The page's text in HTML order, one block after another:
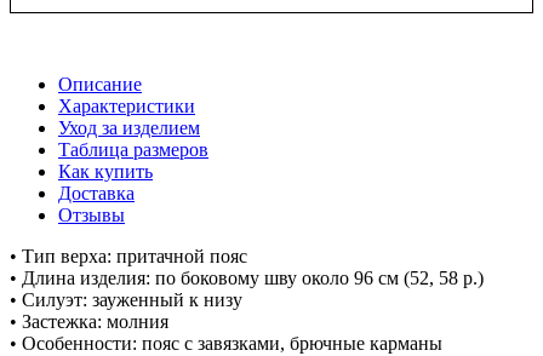
Описание
Характеристики
Уход за изделием
Таблица размеров
Как купить
Доставка
Отзывы
• Тип верха: притачной пояс
• Длина изделия: по боковому шву около 96 см (52, 58 р.)
• Силуэт: зауженный к низу
• Застежка: молния
• Особенности: пояс с завязками, брючные карманы